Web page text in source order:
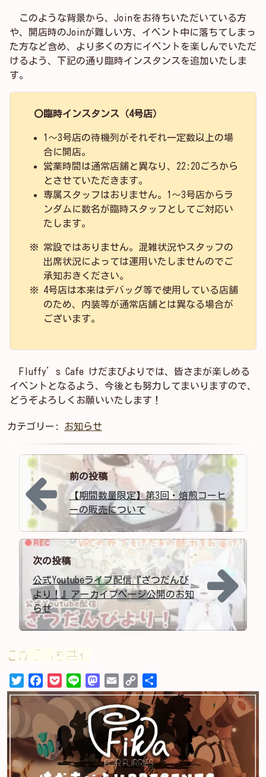
このような背景から、Joinをお待ちいただいている方
や、開店時のJoinが難しい方、イベント中に落ちてしまっ
た方など含め、より多くの方にイベントを楽しんでいただ
けるよう、下記の通り臨時インスタンスを追加いたしま
す。
〇臨時インスタンス（4号店）
1～3号店の待機列がそれぞれ一定数以上の場
合に開店。
営業時間は通常店舗と異なり、22:20ごろから
とさせていただきます。
専属スタッフはおりません。1～3号店からラ
ンダムに数名が臨時スタッフとしてご対応い
たします。
常設ではありません。混雑状況やスタッフの
出席状況によっては運用いたしませんのでご
承知おきください。
4号店は本来はデバッグ等で使用している店舗
のため、内装等が通常店舗とは異なる場合が
ございます。
Fluffy’s Cafe けだまびよりでは、皆さまが楽しめる
イベントとなるよう、今後とも努力してまいりますので、
どうぞよろしくお願いいたします！
カテゴリー: お知らせ
投稿ナビゲーション
前の投稿
【期間数量限定】第3回・焙煎コーヒ
ーの販売について
次の投稿
公式Youtubeライブ配信『ざつだんび
より！』アーカイブページ公開のお知
らせ
この記事を共有
TwitterFacebook
PocketLine Mastodon
Email Copy
Link有